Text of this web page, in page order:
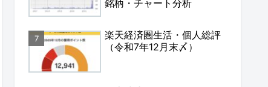
銘柄・チャート分析
楽天経済圏生活・個人総評
（令和7年12月末〆）